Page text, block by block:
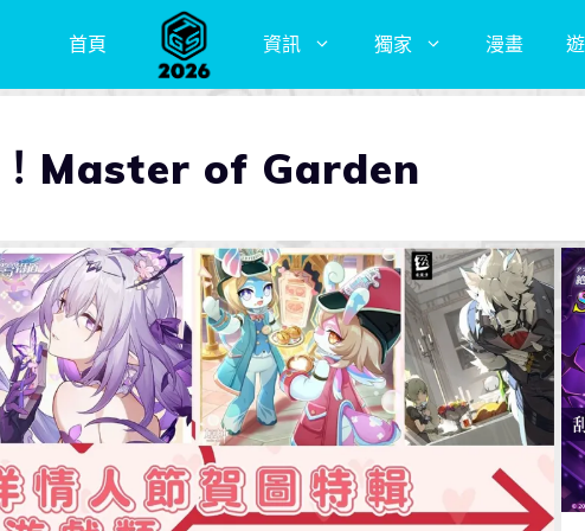
首頁 資訊 獨家 漫畫
！Master of Garden